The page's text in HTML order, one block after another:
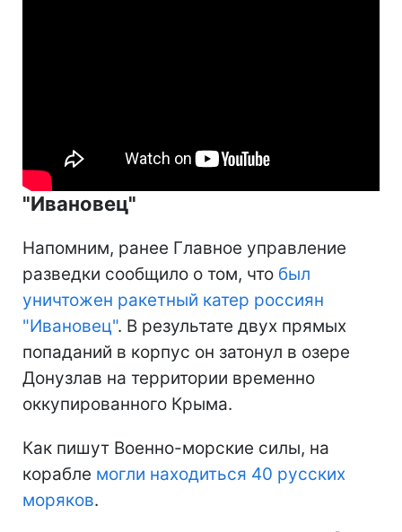
"Ивановец"
Напомним, ранее Главное управление
разведки сообщило о том, что был
уничтожен ракетный катер россиян
"Ивановец". В результате двух прямых
попаданий в корпус он затонул в озере
Донузлав на территории временно
оккупированного Крыма.
Как пишут Военно-морские силы, на
корабле могли находиться 40 русских
моряков.